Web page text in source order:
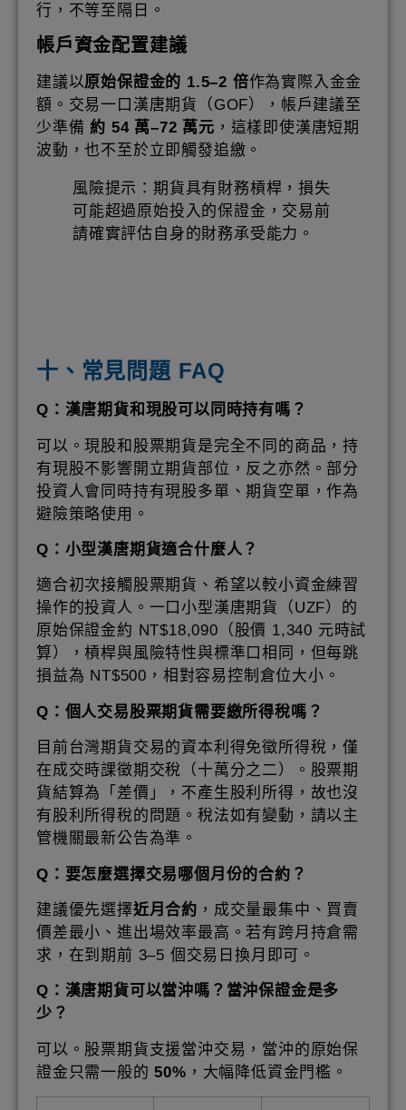
行，不等至隔日。
帳戶資金配置建議
建議以原始保證金的 1.5–2 倍作為實際入金金
額。交易一口漢唐期貨（GOF），帳戶建議至
少準備約 54 萬–72 萬元 ，這樣即使漢唐短期
波動，也不至於立即觸發追繳。
風險提示：期貨具有財務槓桿，損失
可能超過原始投入的保證金，交易前
請確實評估自身的財務承受能力。
十、常見問題 FAQ
Q：漢唐期貨和現股可以同時持有嗎？
可以。現股和股票期貨是完全不同的商品，持
有現股不影響開立期貨部位，反之亦然。部分
投資人會同時持有現股多單、期貨空單，作為
避險策略使用。
Q：小型漢唐期貨適合什麼人？
適合初次接觸股票期貨、希望以較小資金練習
操作的投資人。一口小型漢唐期貨（UZF）的
原始保證金約 NT$18,090（股價 1,340 元時試
算），槓桿與風險特性與標準口相同，但每跳
損益為 NT$500，相對容易控制倉位大小。
Q：個人交易股票期貨需要繳所得稅嗎？
目前台灣期貨交易的資本利得免徵所得稅，僅
在成交時課徵期交稅（十萬分之二）。股票期
貨結算為「差價」，不產生股利所得，故也沒
有股利所得稅的問題。稅法如有變動，請以主
管機關最新公告為準。
Q：要怎麼選擇交易哪個月份的合約？
建議優先選擇近月合約 ，成交量最集中、買賣
價差最小、進出場效率最高。若有跨月持倉需
求，在到期前 3–5 個交易日換月即可。
Q：漢唐期貨可以當沖嗎？當沖保證金是多
少？
可以。股票期貨支援當沖交易，當沖的原始保
證金只需一般的50% ，大幅降低資金門檻。